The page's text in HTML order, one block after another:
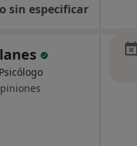
sin especificar